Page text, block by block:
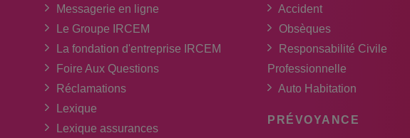
Messagerie en ligne
Le Groupe IRCEM
La fondation d'entreprise IRCEM
Foire Aux Questions
Réclamations
Lexique
Lexique assurances
Accident
Obsèques
Responsabilité Civile
Professionnelle
Auto Habitation
PRÉVOYANCE